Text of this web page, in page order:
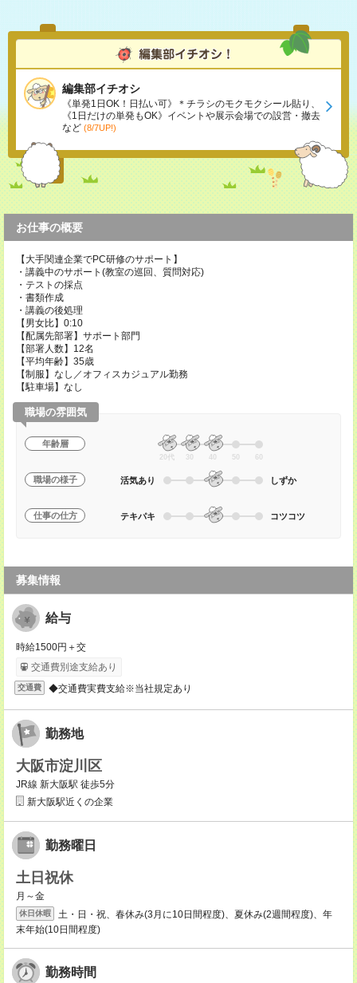
編集部イチオシ
《単発1日OK！日払い可》＊チラシのモクモクシール貼り、
《1日だけの単発もOK》イベントや展示会場での設営・撤去
など (8/7UP!)
お仕事の概要
【大手関連企業でPC研修のサポート】
・講義中のサポート(教室の巡回、質問対応)
・テストの採点
・書類作成
・講義の後処理
【男女比】0:10
【配属先部署】サポート部門
【部署人数】12名
【平均年齢】35歳
【制服】なし／オフィスカジュアル勤務
【駐車場】なし
職場の雰囲気
年齢層
20代 30 40 50 60
職場の様子 活気あり しずか
仕事の仕方 テキパキ コツコツ
募集情報
給与
時給1500円＋交
交通費別途支給あり
交通費 ◆交通費実費支給※当社規定あり
勤務地
大阪市淀川区
JR線 新大阪駅 徒歩5分
新大阪駅近くの企業
勤務曜日
土日祝休
月～金
休日休暇
土・日・祝、春休み(3月に10日間程度)、夏休み(2週間程度)、年
末年始(10日間程度)
勤務時間